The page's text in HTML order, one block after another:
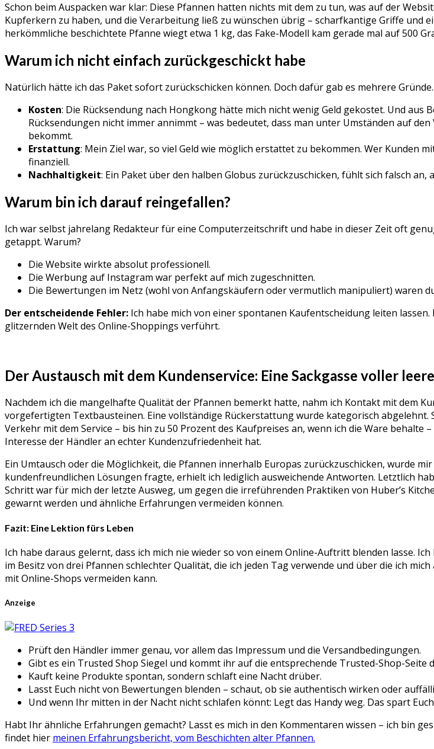
Schon beim Auspacken war klar: Diese Pfannen hatten nichts mit dem zu tun, was auf der
Kupferkern zu haben, und die Verarbeitung ließ zu wünschen übrig – scharfkantige Griffe und
herkömmliche beschichtete Pfanne wiegt etwa 1 kg, das Fake-Modell kam gerade mal auf 500
Warum ich nicht einfach zurückgeschickt habe
Natürlich hätte ich das Paket sofort zurückschicken können. Doch dafür gab es mehrere Gründe.
Kosten: Die Rücksendung nach Hongkong hätte mich nicht wenig Geld gekostet. Und aus
Rücksendungen nicht immer annimmt – was bedeutet, dass man unter Umständen auf
bekommt.
Erstattung: Mein Ziel war, so viel Geld wie möglich erstattet zu bekommen. Wer Kunden
finanziell.
Nachhaltigkeit: Ein Paket über den halben Globus zurückzuschicken, fühlt sich falsch
Warum bin ich darauf reingefallen?
Ich war selbst jahrelang Redakteur für eine Computerzeitschrift und habe in dieser Zeit oft
getappt. Warum?
Die Website wirkte absolut professionell.
Die Werbung auf Instagram war perfekt auf mich zugeschnitten.
Die Bewertungen im Netz (wohl von Anfangskäufern oder vermutlich manipuliert) waren
Der entscheidende Fehler: Ich habe mich von einer spontanen Kaufentscheidung leiten
glitzernden Welt des Online-Shoppings verführt.
Der Austausch mit dem Kundenservice: Eine Sackgasse voller
Nachdem ich die mangelhafte Qualität der Pfannen bemerkt hatte, nahm ich Kontakt mit dem
vorgefertigten Textbausteinen. Eine vollständige Rückerstattung wurde kategorisch
Verkehr mit dem Service – bis hin zu 50 Prozent des Kaufpreises an, wenn ich die Ware
Interesse der Händler an echter Kundenzufriedenheit hat.
Ein Umtausch oder die Möglichkeit, die Pfannen innerhalb Europas zurückzuschicken, wurde
kundenfreundlichen Lösungen fragte, erhielt ich lediglich ausweichende Antworten. Letztlich
Schritt war für mich der letzte Ausweg, um gegen die irreführenden Praktiken von Huber’s
gewarnt werden und ähnliche Erfahrungen vermeiden können.
Fazit: Eine Lektion fürs Leben
Ich habe daraus gelernt, dass ich mich nie wieder so von einem Online-Auftritt blenden lasse.
im Besitz von drei Pfannen schlechter Qualität, die ich jeden Tag verwende und über die ich
mit Online-Shops vermeiden kann.
Anzeige
Prüft den Händler immer genau, vor allem das Impressum und die Versandbedingungen.
Gibt es ein Trusted Shop Siegel und kommt ihr auf die entsprechende Trusted-Shop-
Kauft keine Produkte spontan, sondern schlaft eine Nacht drüber.
Lasst Euch nicht von Bewertungen blenden – schaut, ob sie authentisch wirken oder
Und wenn Ihr mitten in der Nacht nicht schlafen könnt: Legt das Handy weg. Das spart
Habt Ihr ähnliche Erfahrungen gemacht? Lasst es mich in den Kommentaren wissen – ich bin
findet hier meinen Erfahrungsbericht, vom Beschichten alter Pfannen.